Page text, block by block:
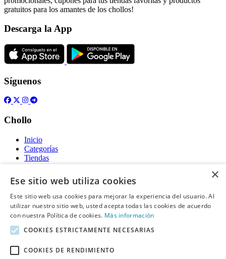
gratuitos para los amantes de los chollos!
Descarga la App
Síguenos
Chollo
Inicio
Categorías
Tiendas
Gratis
Acerca de
Sobre nosotros
Contacto
Información legal
×
Ese sitio web utiliza cookies
Este sitio web usa cookies para mejorar la experiencia del usuario. Al
utilizar nuestro sitio web, usted acepta todas las cookies de acuerdo
con nuestra Política de cookies. Más información
COOKIES ESTRICTAMENTE NECESARIAS
COOKIES DE RENDIMIENTO